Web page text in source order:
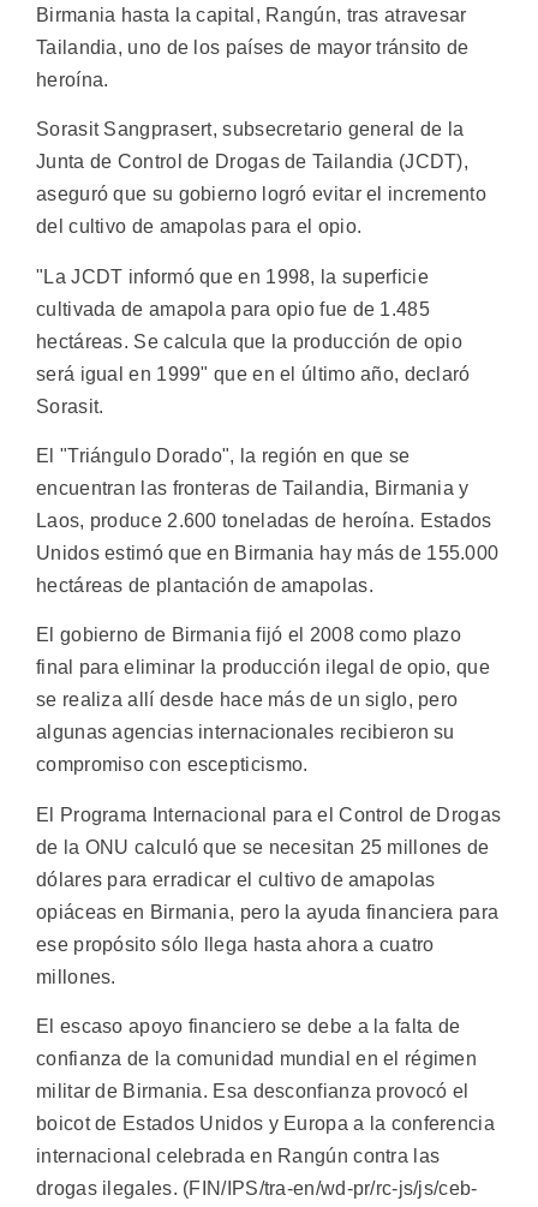
Birmania hasta la capital, Rangún, tras atravesar
Tailandia, uno de los países de mayor tránsito de
heroína.
Sorasit Sangprasert, subsecretario general de la
Junta de Control de Drogas de Tailandia (JCDT),
aseguró que su gobierno logró evitar el incremento
del cultivo de amapolas para el opio.
"La JCDT informó que en 1998, la superficie
cultivada de amapola para opio fue de 1.485
hectáreas. Se calcula que la producción de opio
será igual en 1999" que en el último año, declaró
Sorasit.
El "Triángulo Dorado", la región en que se
encuentran las fronteras de Tailandia, Birmania y
Laos, produce 2.600 toneladas de heroína. Estados
Unidos estimó que en Birmania hay más de 155.000
hectáreas de plantación de amapolas.
El gobierno de Birmania fijó el 2008 como plazo
final para eliminar la producción ilegal de opio, que
se realiza allí desde hace más de un siglo, pero
algunas agencias internacionales recibieron su
compromiso con escepticismo.
El Programa Internacional para el Control de Drogas
de la ONU calculó que se necesitan 25 millones de
dólares para erradicar el cultivo de amapolas
opiáceas en Birmania, pero la ayuda financiera para
ese propósito sólo llega hasta ahora a cuatro
millones.
El escaso apoyo financiero se debe a la falta de
confianza de la comunidad mundial en el régimen
militar de Birmania. Esa desconfianza provocó el
boicot de Estados Unidos y Europa a la conferencia
internacional celebrada en Rangún contra las
drogas ilegales. (FIN/IPS/tra-en/wd-pr/rc-js/js/ceb-